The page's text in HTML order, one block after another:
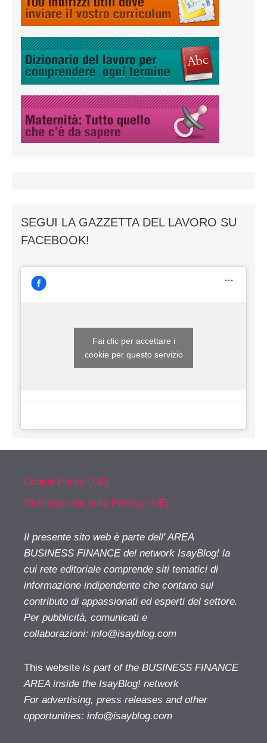
SEGUI LA GAZZETTA DEL LAVORO SU
FACEBOOK!
Fai clic per accettare i
cookie per questo servizio
Cookie Policy (UE)
Dichiarazione sulla Privacy (UE)
Il presente sito web è parte dell' AREA
BUSINESS FINANCE del network IsayBlog! la
cui rete editoriale comprende siti tematici di
informazione indipendente che contano sul
contributo di appassionati ed esperti del settore.
Per pubblicità, comunicati e
collaborazioni: info@isayblog.com
This website is part of the BUSINESS FINANCE
AREA inside the IsayBlog! network
For advertising, press releases and other
opportunities: info@isayblog.com